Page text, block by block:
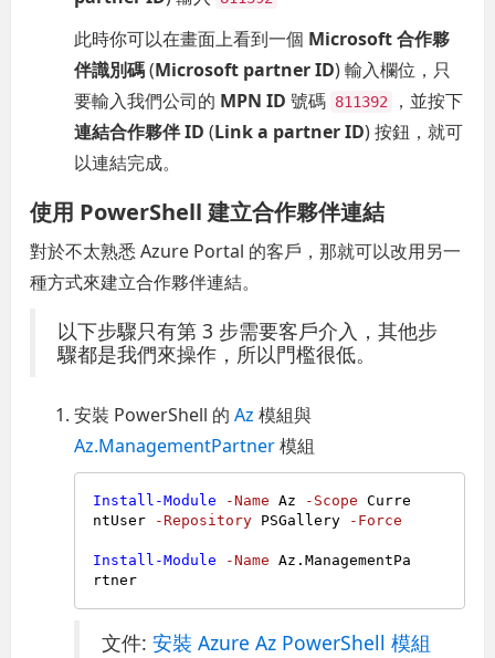
此時你可以在畫面上看到一個 Microsoft 合作夥
伴識別碼(Microsoft partner ID) 輸入欄位，只
要輸入我們公司的 MPN ID 號碼 811392
，並按下
連結合作夥伴 ID (Link a partner ID) 按鈕，就可
以連結完成。
使用 PowerShell 建立合作夥伴連結
對於不太熟悉 Azure Portal 的客戶，那就可以改用另一
種方式來建立合作夥伴連結。
以下步驟只有第 3 步需要客戶介入，其他步
驟都是我們來操作，所以門檻很低。
安裝 PowerShell 的Az 模組與
Az.ManagementPartner模組
Install-Module -Name Az -Scope Curre
ntUser
-Repository PSGallery -Force
Install-Module -Name Az.ManagementPa
文件:安裝 Azure Az PowerShell 模組